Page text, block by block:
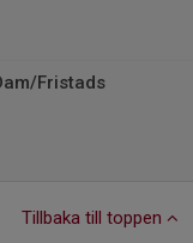
Fristads
Tillbaka till toppen